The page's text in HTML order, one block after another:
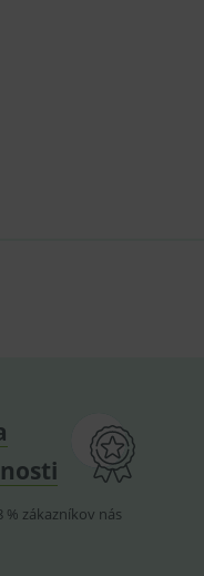
% zákazníkov nás
košíka atď. Pre správne
zapamatování
aby banner cookie